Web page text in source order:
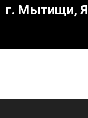
г. Мытищи,